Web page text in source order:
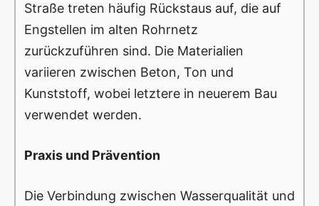
Straße treten häufig Rückstaus auf, die auf
Engstellen im alten Rohrnetz
zurückzuführen sind. Die Materialien
variieren zwischen Beton, Ton und
Kunststoff, wobei letztere in neuerem Bau
verwendet werden.
Praxis und Prävention
Die Verbindung zwischen Wasserqualität und